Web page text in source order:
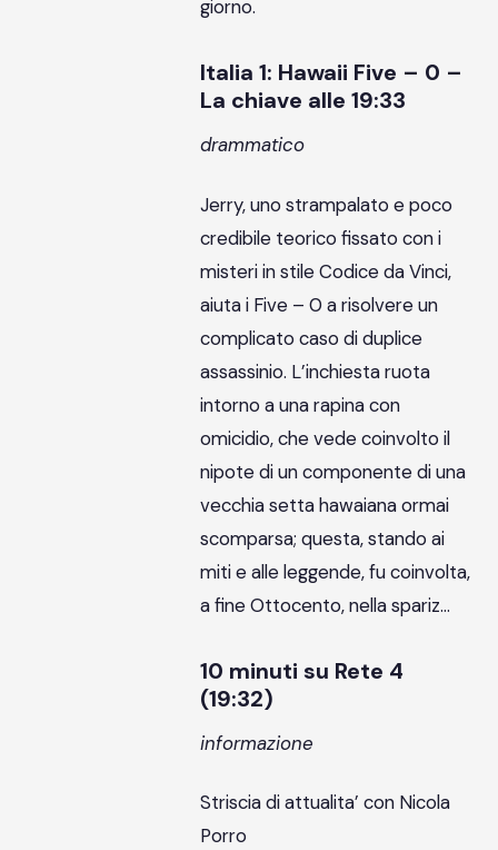
giorno.
Italia 1: Hawaii Five – 0 –
La chiave alle 19:33
drammatico
Jerry, uno strampalato e poco
credibile teorico fissato con i
misteri in stile Codice da Vinci,
aiuta i Five – 0 a risolvere un
complicato caso di duplice
assassinio. L’inchiesta ruota
intorno a una rapina con
omicidio, che vede coinvolto il
nipote di un componente di una
vecchia setta hawaiana ormai
scomparsa; questa, stando ai
miti e alle leggende, fu coinvolta,
a fine Ottocento, nella spariz…
10 minuti su Rete 4
(19:32)
informazione
Striscia di attualita’ con Nicola
Porro